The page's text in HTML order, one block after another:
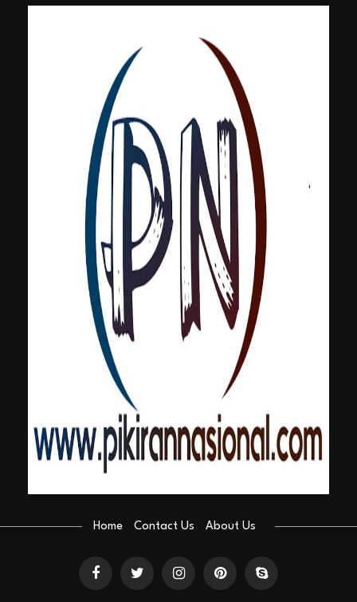
Home Contact Us About Us